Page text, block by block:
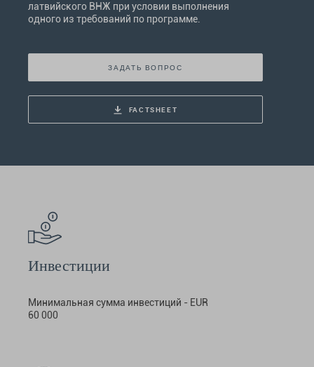
латвийского ВНЖ при условии выполнения
одного из требований по программе.
ЗАДАТЬ ВОПРОС
FACTSHEET
Инвестиции
Минимальная сумма инвестиций - EUR
60 000